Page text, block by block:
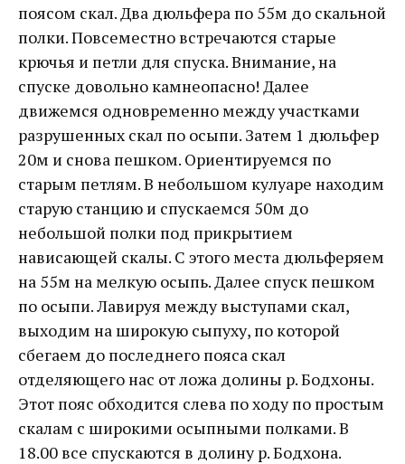
поясом скал. Два дюльфера по 55м до скальной
полки. Повсеместно встречаются старые
крючья и петли для спуска. Внимание, на
спуске довольно камнеопасно! Далее
движемся одновременно между участками
разрушенных скал по осыпи. Затем 1 дюльфер
20м и снова пешком. Ориентируемся по
старым петлям. В небольшом кулуаре находим
старую станцию и спускаемся 50м до
небольшой полки под прикрытием
нависающей скалы. С этого места дюльферяем
на 55м на мелкую осыпь. Далее спуск пешком
по осыпи. Лавируя между выступами скал,
выходим на широкую сыпуху, по которой
сбегаем до последнего пояса скал
отделяющего нас от ложа долины р. Бодхоны.
Этот пояс обходится слева по ходу по простым
скалам с широкими осыпными полками. В
18.00 все спускаются в долину р. Бодхона.